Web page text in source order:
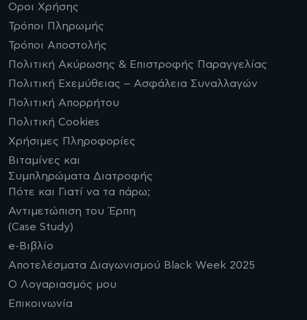
Οροι Χρήσης
Τρόποι Πληρωμής
Τρόποι Αποστολής
Πολιτική Ακύρωσης & Επιστροφής Παραγγελίας
Πολιτική Εχεμύθειας – Ασφάλεια Συναλλαγών
Πολιτική Απορρήτου
Πολιτική Cookies
Χρήσιμες Πληροφορίες
Βιταμίνες και
Συμπληρώματα Διατροφής
Πότε και Γιατί να τα πάρω;
Αντιμετώπιση του Έρπη
(Case Study)
e-Βιβλίο
Αποτελέσματα Διαγωνισμού Black Week 2025
Ο Λογαριασμός μου
Επικοινωνία